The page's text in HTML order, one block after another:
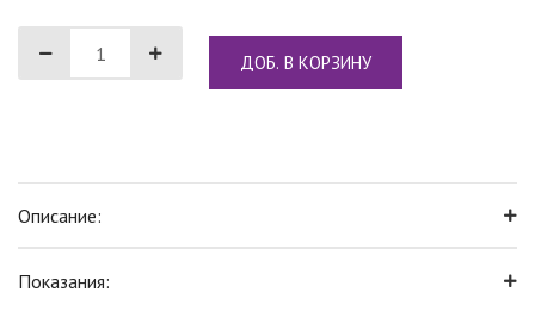
ДОБ. В КОРЗИНУ
Описание:
Показания: